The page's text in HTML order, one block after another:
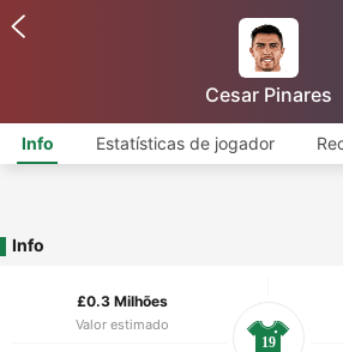
Cesar Pinares
Info Estatísticas de jogador
Info
£0.3 Milhões
Valor estimado
19